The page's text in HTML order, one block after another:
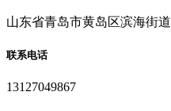
山东省青岛市黄岛区滨海街道
联系电话
13127049867